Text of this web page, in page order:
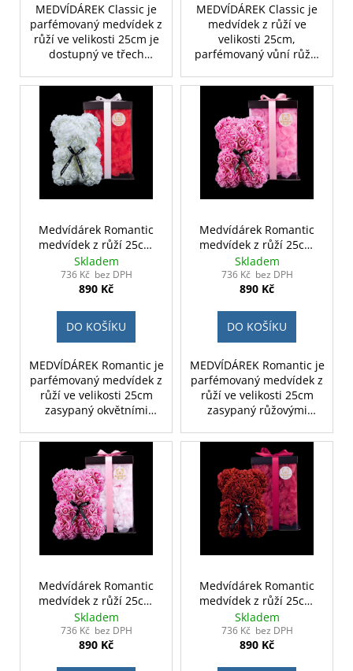
MEDVÍDÁREK Classic je
parfémovaný medvídek z
růží ve velikosti 25cm je
dostupný ve třech
růžová a bílá. Medvídek z
růží je ideálním dárkem
pro ženu na valentýna,
narozeniny či jako
svatební dekorace.
MEDVÍDÁREK Classic je
medvídek z růží ve
velikosti 25cm,
parfémovaný vůní růže.
ideálním dárkem pro
ženu na valentýna,
narozeniny či jako
svatební dekorace.
Medvídárek Romantic
medvídek z růží 25cm
dárkově balený - bílý
zasypaný červenými
lístky
Skladem
736 Kč bez DPH
890 Kč
DO KOŠÍKU
MEDVÍDÁREK Romantic je
parfémovaný medvídek z
růží ve velikosti 25cm
zasypaný okvětními
třech barvách, tmavě
červená, růžová a bílá.
Medvídek z růží
Romantic je ideálním
dárkem pro ženu na
valentýna, narozeniny či
jako svatební dekorace.
Medvídárek Romantic
medvídek z růží 25cm
dárkově balený - růžový
zasypaný růžovými
lístky
Skladem
736 Kč bez DPH
890 Kč
DO KOŠÍKU
MEDVÍDÁREK Romantic je
parfémovaný medvídek z
růží ve velikosti 25cm
zasypaný růžovými
zavázaný luxusní růžovou
stuhou. Medvídek z růží
Romantic je ideálním
dárkem pro ženu na
Valentýna, narozeniny,
výročí či MDŽ.
Medvídárek Romantic
medvídek z růží 25cm
dárkově balený - růžový
zasypaný bílými lístky
Skladem
736 Kč bez DPH
890 Kč
Medvídárek Romantic
medvídek z růží 25cm
dárkově balený - rudý
zasypaný tmavě
červenými lístky
Skladem
736 Kč bez DPH
890 Kč